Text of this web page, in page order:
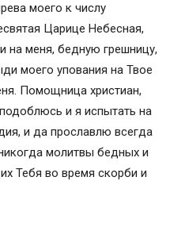
моего к числу
Царице Небесная,
на меня, бедную грешницу,
моего упования на Твое
Помощница христиан,
и я испытать на
и да прославлю всегда
молитвы бедных и
Тебя во время скорби и